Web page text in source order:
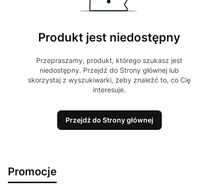
Produkt jest niedostępny
Przepraszamy, produkt, którego szukasz jest
niedostępny. Przejdź do Strony głównej lub
skorzystaj z wyszukiwarki, żeby znaleźć to, co Cię
interesuje.
Przejdź do Strony głównej
Promocje